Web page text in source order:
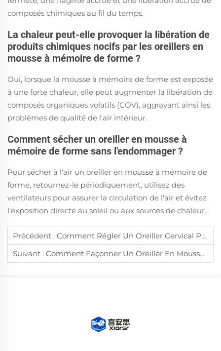
composés chimiques au fil du temps.
La chaleur peut-elle provoquer la libération de
produits chimiques nocifs par les oreillers en
mousse à mémoire de forme ?
Oui, lorsque la mousse à mémoire de forme est exposée
à une forte chaleur, elle peut augmenter la libération de
composés organiques volatils (COV), aggravant ainsi les
problèmes de qualité de l'air intérieur.
Comment sécher un oreiller en mousse à
mémoire de forme sans l'endommager ?
Pour sécher à l'air un oreiller en mousse à mémoire de
forme, retournez-le périodiquement, utilisez des
ventilateurs pour assurer la circulation de l'air et évitez
l'exposition directe au soleil ou aux sources de chaleur.
Précédent : Comment Régler Un Oreiller Cervical Pour Bien Soutenir La Colonne Cervicale ?
Suivant : Comment Façonner Un Oreiller En Mousse À Mémoire De Forme Pour Qu'il Épouse La Courbe De Votre Cou ?